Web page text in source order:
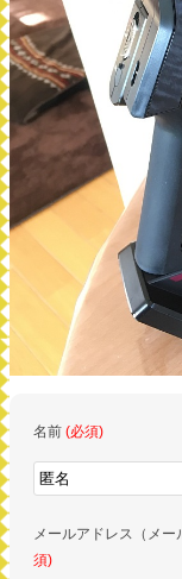
名前 (必須)
メールアドレス（メー
須)